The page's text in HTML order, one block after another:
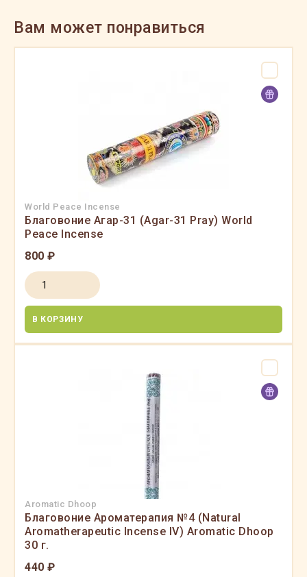
Вам может понравиться
World Peace Incense
Благовоние Агар-31 (Agar-31 Pray) World
Peace Incense
800 ₽
В КОРЗИНУ
Aromatic Dhoop
Благовоние Ароматерапия №4 (Natural
Aromatherapeutic Incense IV) Aromatic Dhoop
30 г.
440 ₽